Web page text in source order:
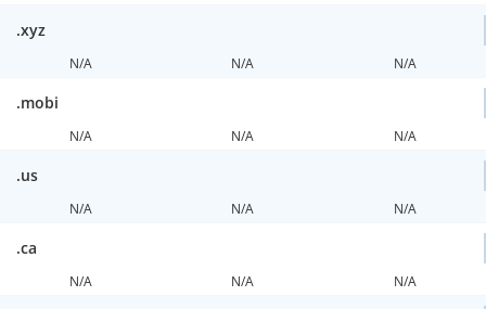
.xyz
N/A N/A N/A
.mobi
N/A N/A N/A
.us
N/A N/A N/A
.ca
N/A N/A N/A